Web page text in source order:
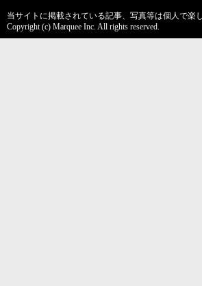
当サイトに掲載されている記事、写真等は個人で
Copyright (c) Marquee Inc. All rights reserved.